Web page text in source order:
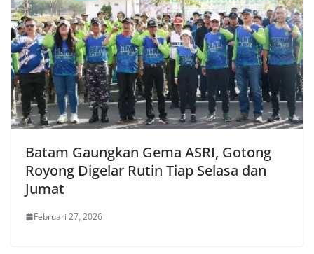
Batam Gaungkan Gema ASRI, Gotong
Royong Digelar Rutin Tiap Selasa dan
Jumat
Februari 27, 2026